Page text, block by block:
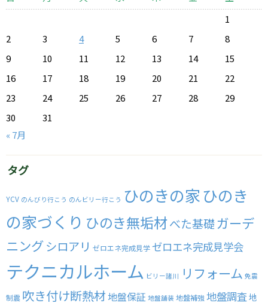
1
2
3 4 5 6 7
8
9
10 11 12 13 14
15
16
17 18 19 20 21
22
23
24 25 26 27 28
29
30
31
« 7月
タグ
YCV のんびり行こう のんビリー行こう ひのきの家ひのき
の家づくり ひのき無垢材べた基礎ガーデ
ニングシロアリ ゼロエネ完成見学ゼロエネ完成見学会
テクニカルホーム ビリー諸川 リフォーム 免震
制震 吹き付け断熱材地盤保証 地盤舗装 地盤補強 地盤調査地